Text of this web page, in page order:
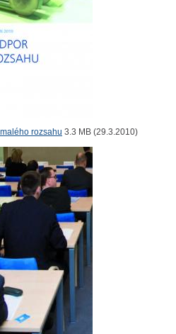
rozsahu 3.3 MB (29.3.2010)